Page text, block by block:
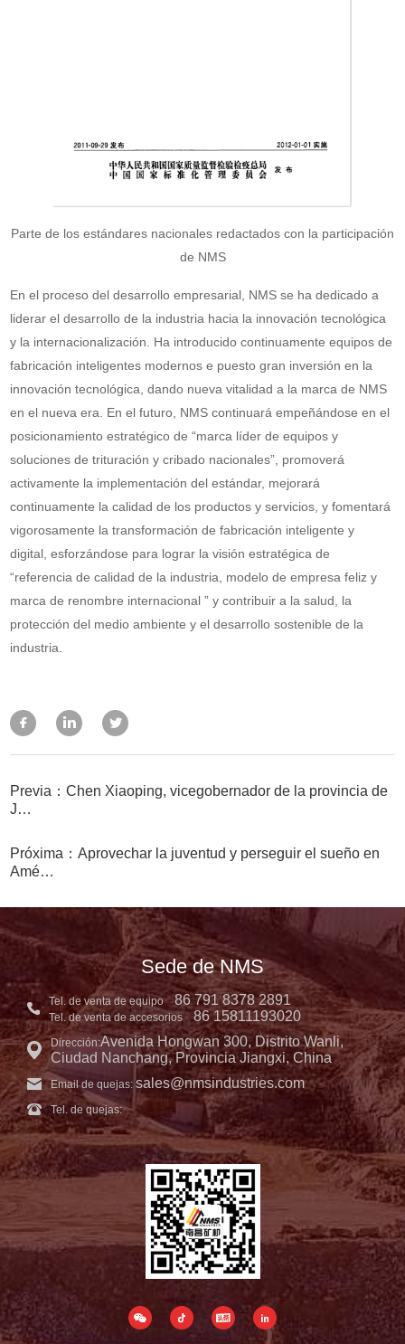
Parte de los estándares nacionales redactados con la participación
de NMS
En el proceso del desarrollo empresarial, NMS se ha dedicado a
liderar el desarrollo de la industria hacia la innovación tecnológica
y la internacionalización. Ha introducido continuamente equipos de
fabricación inteligentes modernos e puesto gran inversión en la
innovación tecnológica, dando nueva vitalidad a la marca de NMS
en el nueva era. En el futuro, NMS continuará empeñándose en el
posicionamiento estratégico de “marca líder de equipos y
soluciones de trituración y cribado nacionales”, promoverá
activamente la implementación del estándar, mejorará
continuamente la calidad de los productos y servicios, y fomentará
vigorosamente la transformación de fabricación inteligente y
digital, esforzándose para lograr la visión estratégica de
“referencia de calidad de la industria, modelo de empresa feliz y
marca de renombre internacional ” y contribuir a la salud, la
protección del medio ambiente y el desarrollo sostenible de la
industria.
Previa：Chen Xiaoping, vicegobernador de la provincia de
J…
Próxima：Aprovechar la juventud y perseguir el sueño en
Amé…
Sede de NMS
Tel. de venta de equipo 86 791 8378 2891
Tel. de venta de accesorios 86 15811193020
Dirección:Avenida Hongwan 300, Distrito Wanli,
Ciudad Nanchang, Provincia Jiangxi, China
Email de quejas: sales@nmsindustries.com
Tel. de quejas: